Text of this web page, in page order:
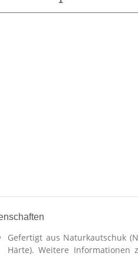
Gefertigt aus Naturkautschuk
Härte). Weitere Informationen